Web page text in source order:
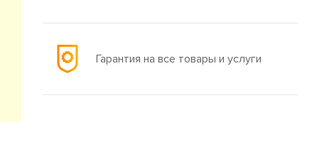
Гарантия на все товары и услуги